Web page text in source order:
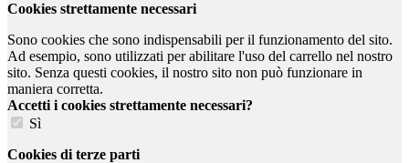
Cookies strettamente necessari
Sono cookies che sono indispensabili per il funzionamento del sito.
Ad esempio, sono utilizzati per abilitare l'uso del carrello nel nostro
sito. Senza questi cookies, il nostro sito non può funzionare in
maniera corretta.
Accetti i cookies strettamente necessari?
Sì
Cookies di terze parti